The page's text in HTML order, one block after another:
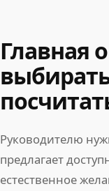
Главная
Руководителю
предлагает
естественное